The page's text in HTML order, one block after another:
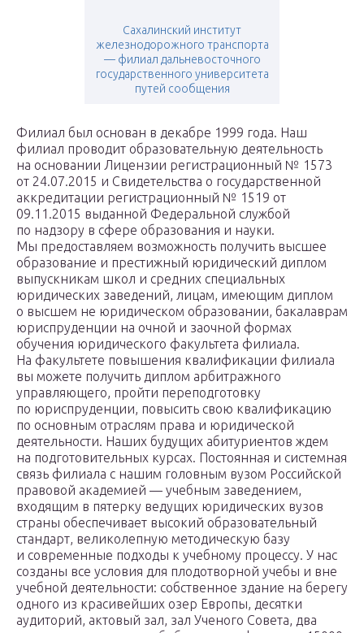
Сахалинский институт
железнодорожного транспорта
— филиал дальневосточного
государственного университета
путей сообщения
Филиал был основан в декабре 1999 года. Наш
филиал проводит образовательную деятельность
на основании Лицензии регистрационный № 1573
от 24.07.2015 и Свидетельства о государственной
аккредитации регистрационный № 1519 от
09.11.2015 выданной Федеральной службой
по надзору в сфере образования и науки.
Мы предоставляем возможность получить высшее
образование и престижный юридический диплом
выпускникам школ и средних специальных
юридических заведений, лицам, имеющим диплом
о высшем не юридическом образовании, бакалаврам
юриспруденции на очной и заочной формах
обучения юридического факультета филиала.
На факультете повышения квалификации филиала
вы можете получить диплом арбитражного
управляющего, пройти переподготовку
по юриспруденции, повысить свою квалификацию
по основным отраслям права и юридической
деятельности. Наших будущих абитуриентов ждем
на подготовительных курсах. Постоянная и системная
связь филиала с нашим головным вузом Российской
правовой академией — учебным заведением,
входящим в пятерку ведущих юридических вузов
страны обеспечивает высокий образовательный
стандарт, великолепную методическую базу
и современные подходы к учебному процессу. У нас
созданы все условия для плодотворной учебы и вне
учебной деятельности: собственное здание на берегу
одного из красивейших озер Европы, десятки
аудиторий, актовый зал, зал Ученого Совета, два